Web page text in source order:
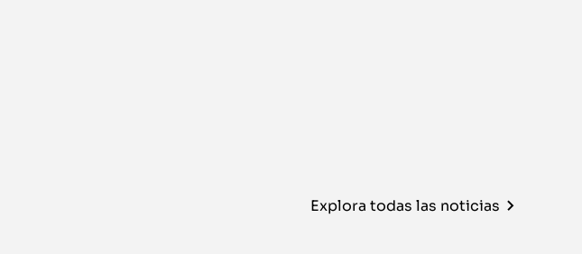
Explora todas las noticias